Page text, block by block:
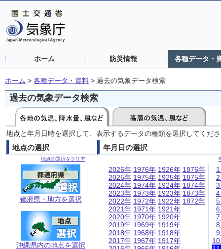
ホーム 防災情報 各種データ・
ホーム > 各種データ・資料 > 過去の気象データ検索
過去の気象データ検索
地点と年月日時を選択して、表示するデータの種類を選択してくだ
地点の選択
地点の選択をクリア
都府県・地方を選択
沖縄県内の地点を選択
年月日の選択
2026年
2025年
2024年
2023年
2022年
2021年
2020年
2019年
2018年
2017年
1976年
1975年
1974年
1973年
1972年
1971年
1970年
1969年
1968年
1967年
1926年
1925年
1924年
1923年
1922年
1921年
1920年
1919年
1918年
1917年
1876年
1875年
1874年
1873年
1872年